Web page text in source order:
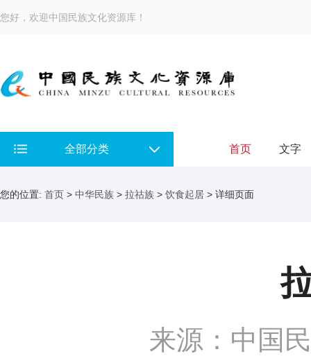
您好，欢迎中国民族文化资源库！
全部分类 首页 文字
您的位置: 首页 > 中华民族 > 拉祜族 > 饮食起居 > 详细页面
来源：中国